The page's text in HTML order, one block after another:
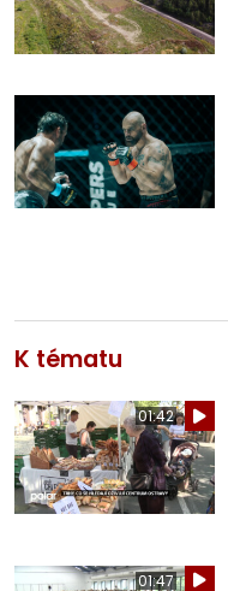
K tématu
01:42
01:47